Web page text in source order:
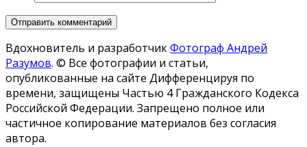
Вдохновитель и разработчикФотограф Андрей
Разумов. © Все фотографии и статьи,
опубликованные на сайте Дифференцируя по
времени, защищены Частью 4 Гражданского Кодекса
Российской Федерации. Запрещено полное или
частичное копирование материалов без согласия
автора.